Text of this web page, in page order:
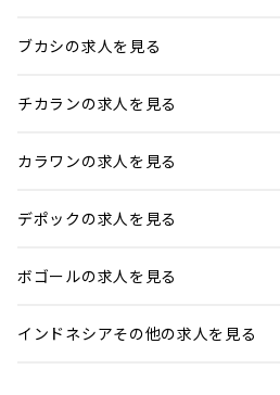
ブカシの求人を見る
チカランの求人を見る
カラワンの求人を見る
デポックの求人を見る
ボゴールの求人を見る
インドネシアその他の求人を見る